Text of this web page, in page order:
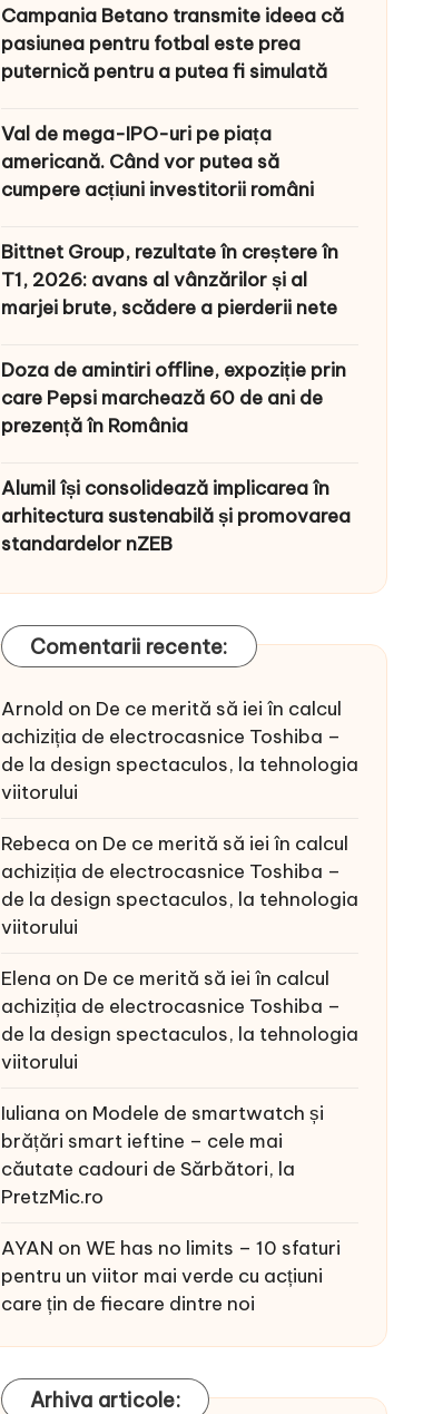
Campania Betano transmite ideea că
pasiunea pentru fotbal este prea
puternică pentru a putea fi simulată
Val de mega-IPO-uri pe piața
americană. Când vor putea să
cumpere acțiuni investitorii români
Bittnet Group, rezultate în creștere în
T1, 2026: avans al vânzărilor și al
marjei brute, scădere a pierderii nete
Doza de amintiri offline, expoziție prin
care Pepsi marchează 60 de ani de
prezență în România
Alumil își consolidează implicarea în
arhitectura sustenabilă și promovarea
standardelor nZEB
Comentarii recente:
Arnold on De ce merită să iei în calcul
achiziția de electrocasnice Toshiba –
de la design spectaculos, la tehnologia
viitorului
Rebeca on De ce merită să iei în calcul
achiziția de electrocasnice Toshiba –
de la design spectaculos, la tehnologia
viitorului
Elena on De ce merită să iei în calcul
achiziția de electrocasnice Toshiba –
de la design spectaculos, la tehnologia
viitorului
Iuliana on Modele de smartwatch și
brățări smart ieftine – cele mai
căutate cadouri de Sărbători, la
PretzMic.ro
AYAN on WE has no limits – 10 sfaturi
pentru un viitor mai verde cu acțiuni
care țin de fiecare dintre noi
Arhiva articole: